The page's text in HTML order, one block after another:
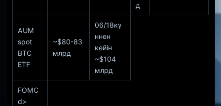
д
AUM
spot
BTC
ETF
~$80-83
млрд
06/18кү
ннен
кейін
~$104
млрд
FOMC
d>